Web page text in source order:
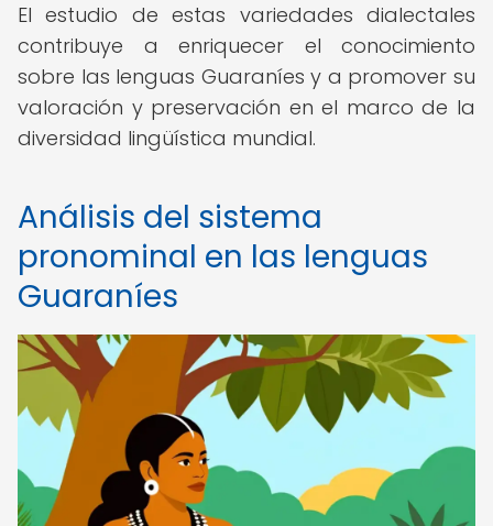
El estudio de estas variedades dialectales
contribuye a enriquecer el conocimiento
sobre las lenguas Guaraníes y a promover su
valoración y preservación en el marco de la
diversidad lingüística mundial.
Análisis del sistema
pronominal en las lenguas
Guaraníes